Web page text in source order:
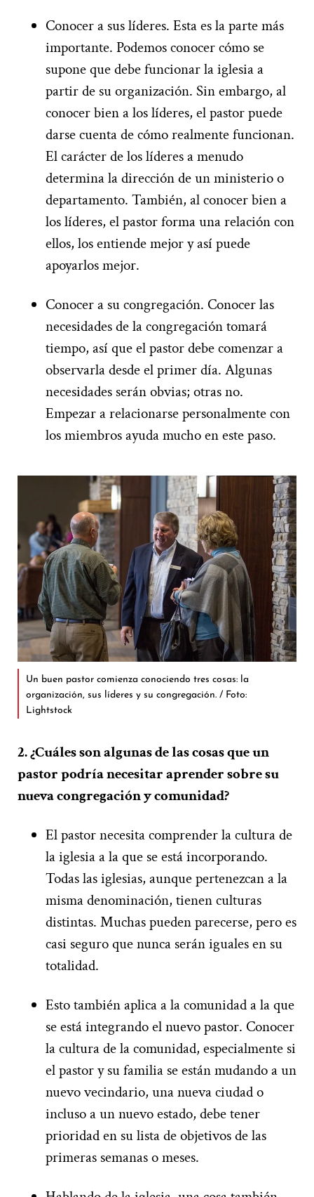
Conocer a sus líderes. Esta es la parte más
importante. Podemos conocer cómo se
supone que debe funcionar la iglesia a
partir de su organización. Sin embargo, al
conocer bien a los líderes, el pastor puede
darse cuenta de cómo realmente funcionan.
El carácter de los líderes a menudo
determina la dirección de un ministerio o
departamento. También, al conocer bien a
los líderes, el pastor forma una relación con
ellos, los entiende mejor y así puede
apoyarlos mejor.
Conocer a su congregación. Conocer las
necesidades de la congregación tomará
tiempo, así que el pastor debe comenzar a
observarla desde el primer día. Algunas
necesidades serán obvias; otras no.
Empezar a relacionarse personalmente con
los miembros ayuda mucho en este paso.
Un buen pastor comienza conociendo tres cosas: la
organización, sus líderes y su congregación. / Foto:
Lightstock
2. ¿Cuáles son algunas de las cosas que un
pastor podría necesitar aprender sobre su
nueva congregación y comunidad?
El pastor necesita comprender la cultura de
la iglesia a la que se está incorporando.
Todas las iglesias, aunque pertenezcan a la
misma denominación, tienen culturas
distintas. Muchas pueden parecerse, pero es
casi seguro que nunca serán iguales en su
totalidad.
Esto también aplica a la comunidad a la que
se está integrando el nuevo pastor. Conocer
la cultura de la comunidad, especialmente si
el pastor y su familia se están mudando a un
nuevo vecindario, una nueva ciudad o
incluso a un nuevo estado, debe tener
prioridad en su lista de objetivos de las
primeras semanas o meses.